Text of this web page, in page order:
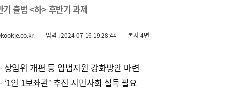
기 출범 <하> 후반기 과제
| 입력 : 2024-07-16 19:28:44 | 본지 4면
- 상임위 개편 등 입법지원 강화방안 마련
- ‘1인 1보좌관’ 추진 시민사회 설득 필요